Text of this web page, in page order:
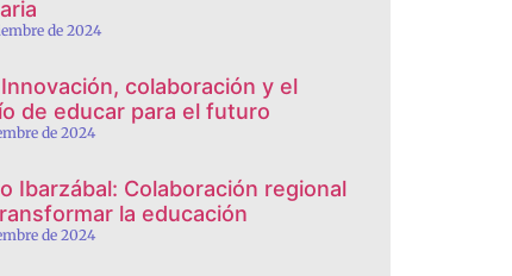
de 2024
Innovación, colaboración y el
de educar para el futuro
de 2024
Ibarzábal: Colaboración regional
la educación
de 2024